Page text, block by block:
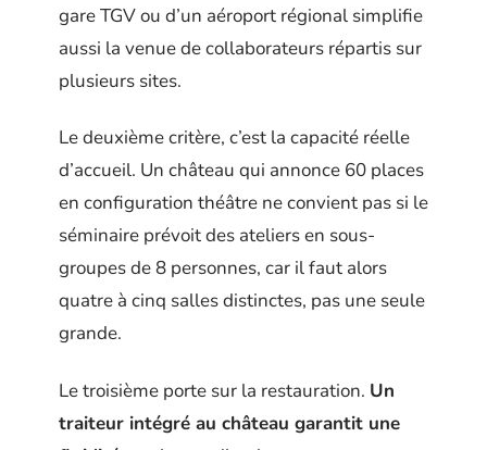
gare TGV ou d’un aéroport régional simplifie
aussi la venue de collaborateurs répartis sur
plusieurs sites.
Le deuxième critère, c’est la capacité réelle
d’accueil. Un château qui annonce 60 places
en configuration théâtre ne convient pas si le
séminaire prévoit des ateliers en sous-
groupes de 8 personnes, car il faut alors
quatre à cinq salles distinctes, pas une seule
grande.
Le troisième porte sur la restauration. Un
traiteur intégré au château garantit une